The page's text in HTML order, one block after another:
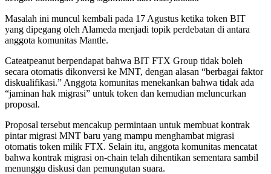
Masalah ini muncul kembali pada 17 Agustus ketika token BIT
yang dipegang oleh Alameda menjadi topik perdebatan di antara
anggota komunitas Mantle.
Cateatpeanut berpendapat bahwa BIT FTX Group tidak boleh
secara otomatis dikonversi ke MNT, dengan alasan “berbagai faktor
diskualifikasi.” Anggota komunitas menekankan bahwa tidak ada
“jaminan hak migrasi” untuk token dan kemudian meluncurkan
proposal.
Proposal tersebut mencakup permintaan untuk membuat kontrak
pintar migrasi MNT baru yang mampu menghambat migrasi
otomatis token milik FTX. Selain itu, anggota komunitas mencatat
bahwa kontrak migrasi on-chain telah dihentikan sementara sambil
menunggu diskusi dan pemungutan suara.